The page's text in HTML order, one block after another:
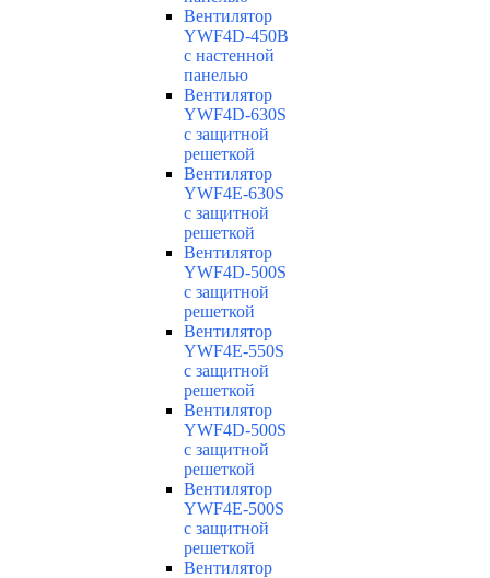
Вентилятор
YWF4D-450B
с настенной
панелью
Вентилятор
YWF4D-630S
с защитной
решеткой
Вентилятор
YWF4E-630S
с защитной
решеткой
Вентилятор
YWF4D-500S
с защитной
решеткой
Вентилятор
YWF4E-550S
с защитной
решеткой
Вентилятор
YWF4D-500S
с защитной
решеткой
Вентилятор
YWF4E-500S
с защитной
решеткой
Вентилятор